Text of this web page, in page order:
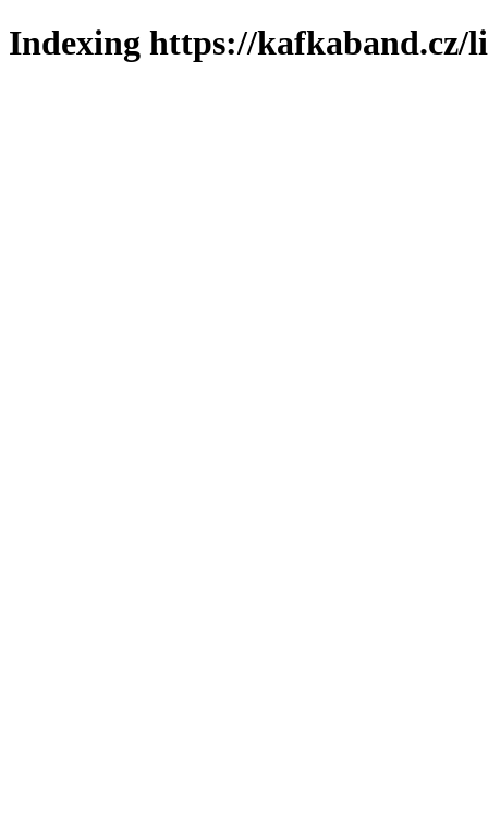
Indexing https://kafkaband.cz/